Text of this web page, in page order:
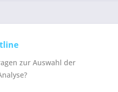
zur Auswahl der